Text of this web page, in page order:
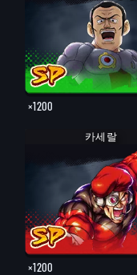
×1200
카세랄
×1200